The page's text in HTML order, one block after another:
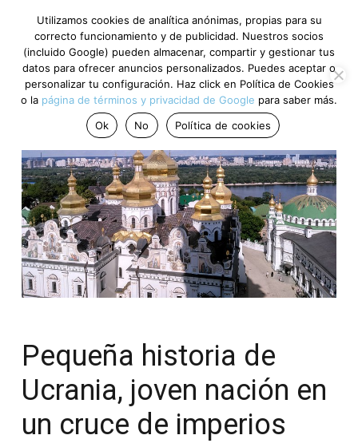
Pequeña historia de
Ucrania, joven nación en
un cruce de imperios
Utilizamos cookies de analítica anónimas, propias para su
correcto funcionamiento y de publicidad. Nuestros socios
(incluido Google) pueden almacenar, compartir y gestionar tus
datos para ofrecer anuncios personalizados. Puedes aceptar o
personalizar tu configuración. Haz click en Política de Cookies
o la página de términos y privacidad de Google para saber más.
Ok
No Política de cookies